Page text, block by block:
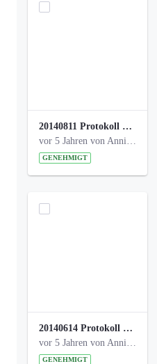
20140811 Protokoll Park am Gesundheitsamt 02.pdf
GENEHMIGT
20140614 Protokoll Park Am Gesundheitsamt 00.pdf
GENEHMIGT